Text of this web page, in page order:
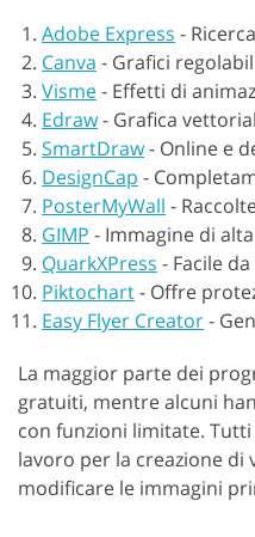
Adobe Express -
Canva - Grafici
Visme- Effetti di
Edraw- Grafica
SmartDraw- Online e
DesignCap -
PosterMyWall -
GIMP - Immagine di
QuarkXPress - Facile
Piktochart- Offre
Easy Flyer Creator-
La maggior parte dei
gratuiti, mentre alcuni
con funzioni limitate.
lavoro per la creazione
modificare le immagini